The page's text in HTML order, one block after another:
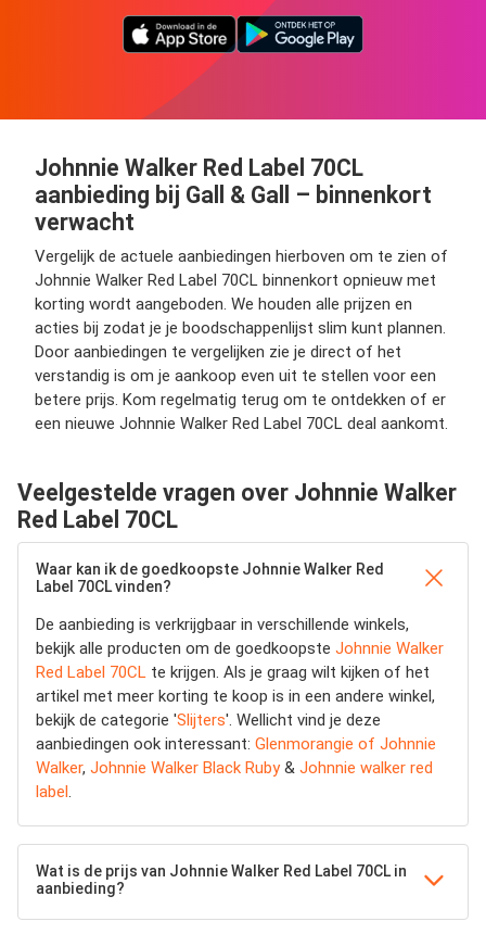
Johnnie Walker Red Label 70CL
aanbieding bij Gall & Gall – binnenkort
verwacht
Vergelijk de actuele aanbiedingen hierboven om te zien of
Johnnie Walker Red Label 70CL binnenkort opnieuw met
korting wordt aangeboden. We houden alle prijzen en
acties bij zodat je je boodschappenlijst slim kunt plannen.
Door aanbiedingen te vergelijken zie je direct of het
verstandig is om je aankoop even uit te stellen voor een
betere prijs. Kom regelmatig terug om te ontdekken of er
een nieuwe Johnnie Walker Red Label 70CL deal aankomt.
Veelgestelde vragen over Johnnie Walker
Red Label 70CL
Waar kan ik de goedkoopste Johnnie Walker Red
Label 70CL vinden?
De aanbieding is verkrijgbaar in verschillende winkels,
bekijk alle producten om de goedkoopste Johnnie Walker
Red Label 70CL te krijgen. Als je graag wilt kijken of het
artikel met meer korting te koop is in een andere winkel,
bekijk de categorie 'Slijters'. Wellicht vind je deze
aanbiedingen ook interessant: Glenmorangie of Johnnie
Walker, Johnnie Walker Black Ruby& Johnnie walker red
label.
Wat is de prijs van Johnnie Walker Red Label 70CL in
aanbieding?